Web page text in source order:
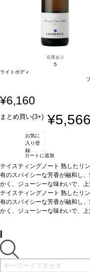
在庫あり
5
ライトボディ
¥6,160
まとめ買い(3+) ¥5,566
お気に
入り登
録
カートに追加
テイスティングノート 熟したリ
有のスパイシーな芳香が融和し
かく、ジューシーな味わいで、
取れていて、滑らかな口当たり
葡萄品種100% グリューナー・
ヴはワインメーカーのローレン
注いでいる。
テイスティングノート 熟したリ
有のスパイシーな芳香が融和し
かく、ジューシーな味わいで、
葡萄品種
ヴはワインメーカーのローレン
ー、ローレンツ・マリア・モザ
注いでいる。